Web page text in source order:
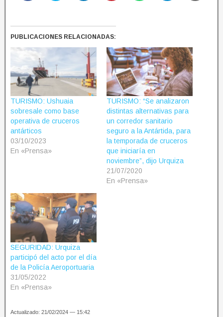
PUBLICACIONES RELACIONADAS:
TURISMO: Ushuaia
sobresale como base
operativa de cruceros
antárticos
03/10/2023
En «Prensa»
TURISMO: “Se analizaron
distintas alternativas para
un corredor sanitario
seguro a la Antártida, para
la temporada de cruceros
que iniciaría en
noviembre”, dijo Urquiza
21/07/2020
En «Prensa»
SEGURIDAD: Urquiza
participó del acto por el día
de la Policía Aeroportuaria
31/05/2022
En «Prensa»
Actualizado: 21/02/2024 — 15:42